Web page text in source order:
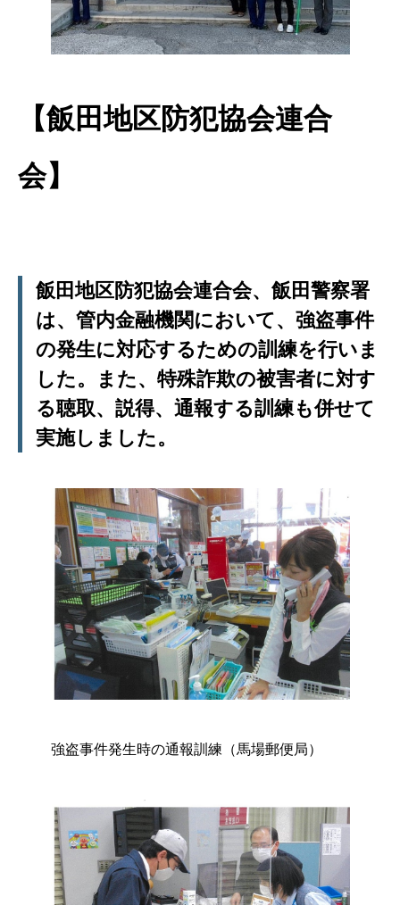
【飯田地区防犯協会連合
会】
飯田地区防犯協会連合会、飯田警察署
は、管内金融機関において、強盗事件
の発生に対応するための訓練を行いま
した。また、特殊詐欺の被害者に対す
る聴取、説得、通報する訓練も併せて
実施しました。
強盗事件発生時の通報訓練（馬場郵便局）